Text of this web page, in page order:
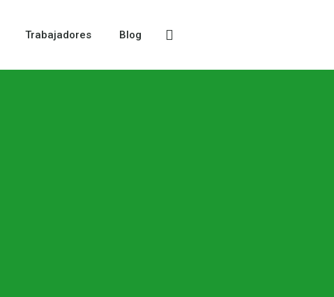
Trabajadores Blog